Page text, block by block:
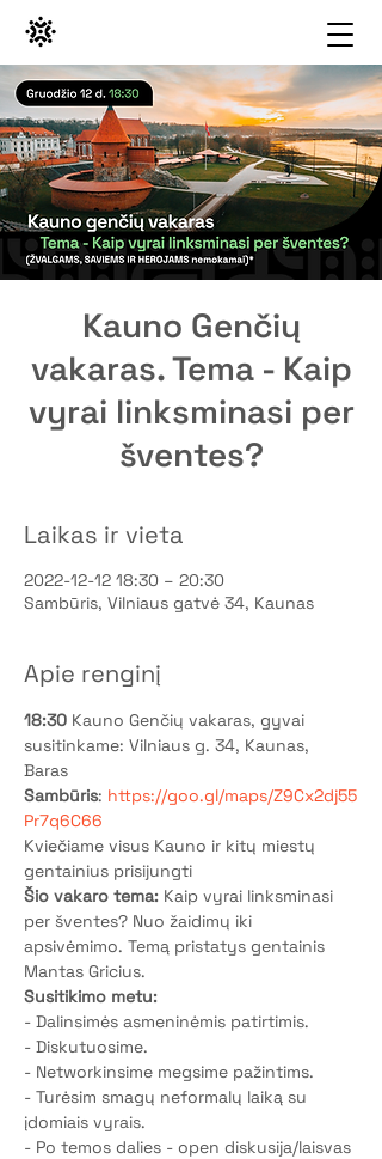
Kauno Genčių
vakaras. Tema - Kaip
vyrai linksminasi per
šventes?
Laikas ir vieta
2022-12-12 18:30 – 20:30
Sambūris, Vilniaus gatvė 34, Kaunas
Apie renginį
18:30 Kauno Genčių vakaras, gyvai
susitinkame: Vilniaus g. 34, Kaunas,
Baras
Sambūris: https://goo.gl/maps/Z9Cx2dj55
Pr7q6C66
Kviečiame visus Kauno ir kitų miestų
gentainius prisijungti
Šio vakaro tema: Kaip vyrai linksminasi
per šventes? Nuo žaidimų iki
apsivėmimo. Temą pristatys gentainis
Mantas Gricius.
Susitikimo metu:
- Dalinsimės asmeninėmis patirtimis.
- Diskutuosime.
- Networkinsime megsime pažintims.
- Turėsim smagų neformalų laiką su
įdomiais vyrais.
- Po temos dalies - open diskusija/laisvas